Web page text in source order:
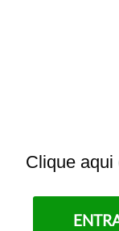
Clique aqui